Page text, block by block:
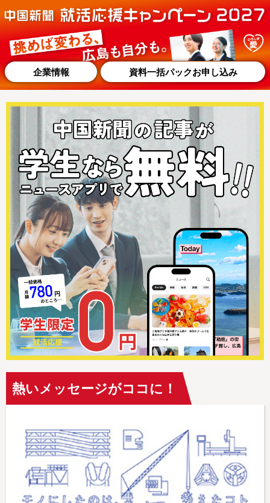
企業情報 資料一括パックお申し込み
熱いメッセージがココに！